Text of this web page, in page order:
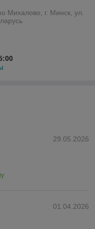
Михалово, г. Минск, ул.
29.05.2026
01.04.2026